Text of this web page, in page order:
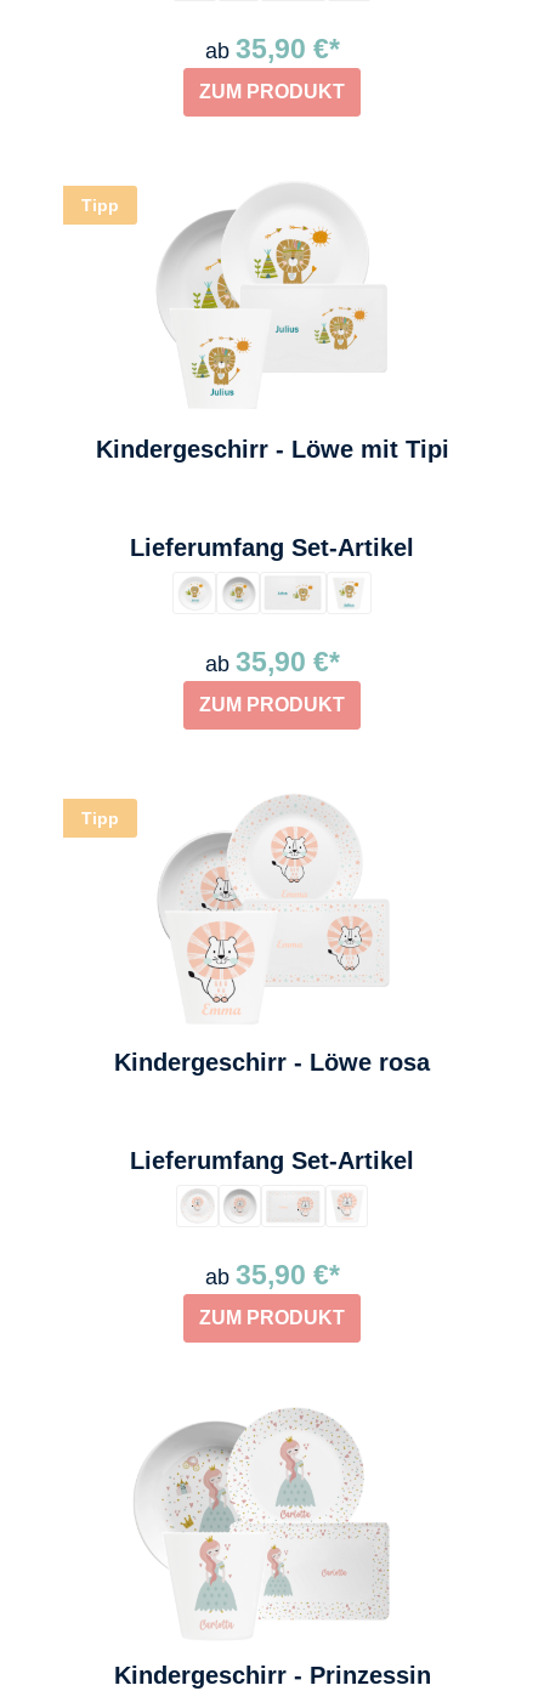
ab 35,90 €*
ZUM PRODUKT
Tipp
Kindergeschirr - Löwe mit Tipi
Lieferumfang Set-Artikel
ab 35,90 €*
ZUM PRODUKT
Tipp
Kindergeschirr - Löwe rosa
Lieferumfang Set-Artikel
ab 35,90 €*
ZUM PRODUKT
Kindergeschirr - Prinzessin